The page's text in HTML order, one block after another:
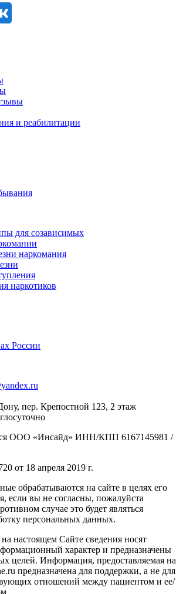
и реабилитации
для созависимых
наркомания
наркотиков
России
пер. Крепостной 123, 2 этаж
ООО «Инсайд» ИНН/КПП 6167145981 /
от 18 апреля 2019 г.
обрабатываются на сайте в целях его
если вы не согласны, пожалуйста
случае это будет являться
персональных данных.
настоящем Сайте сведения носят
характер и предназначены
целей. Информация, предоставляемая на
предназначена для поддержки, а не для
отношений между пациентом и ее/